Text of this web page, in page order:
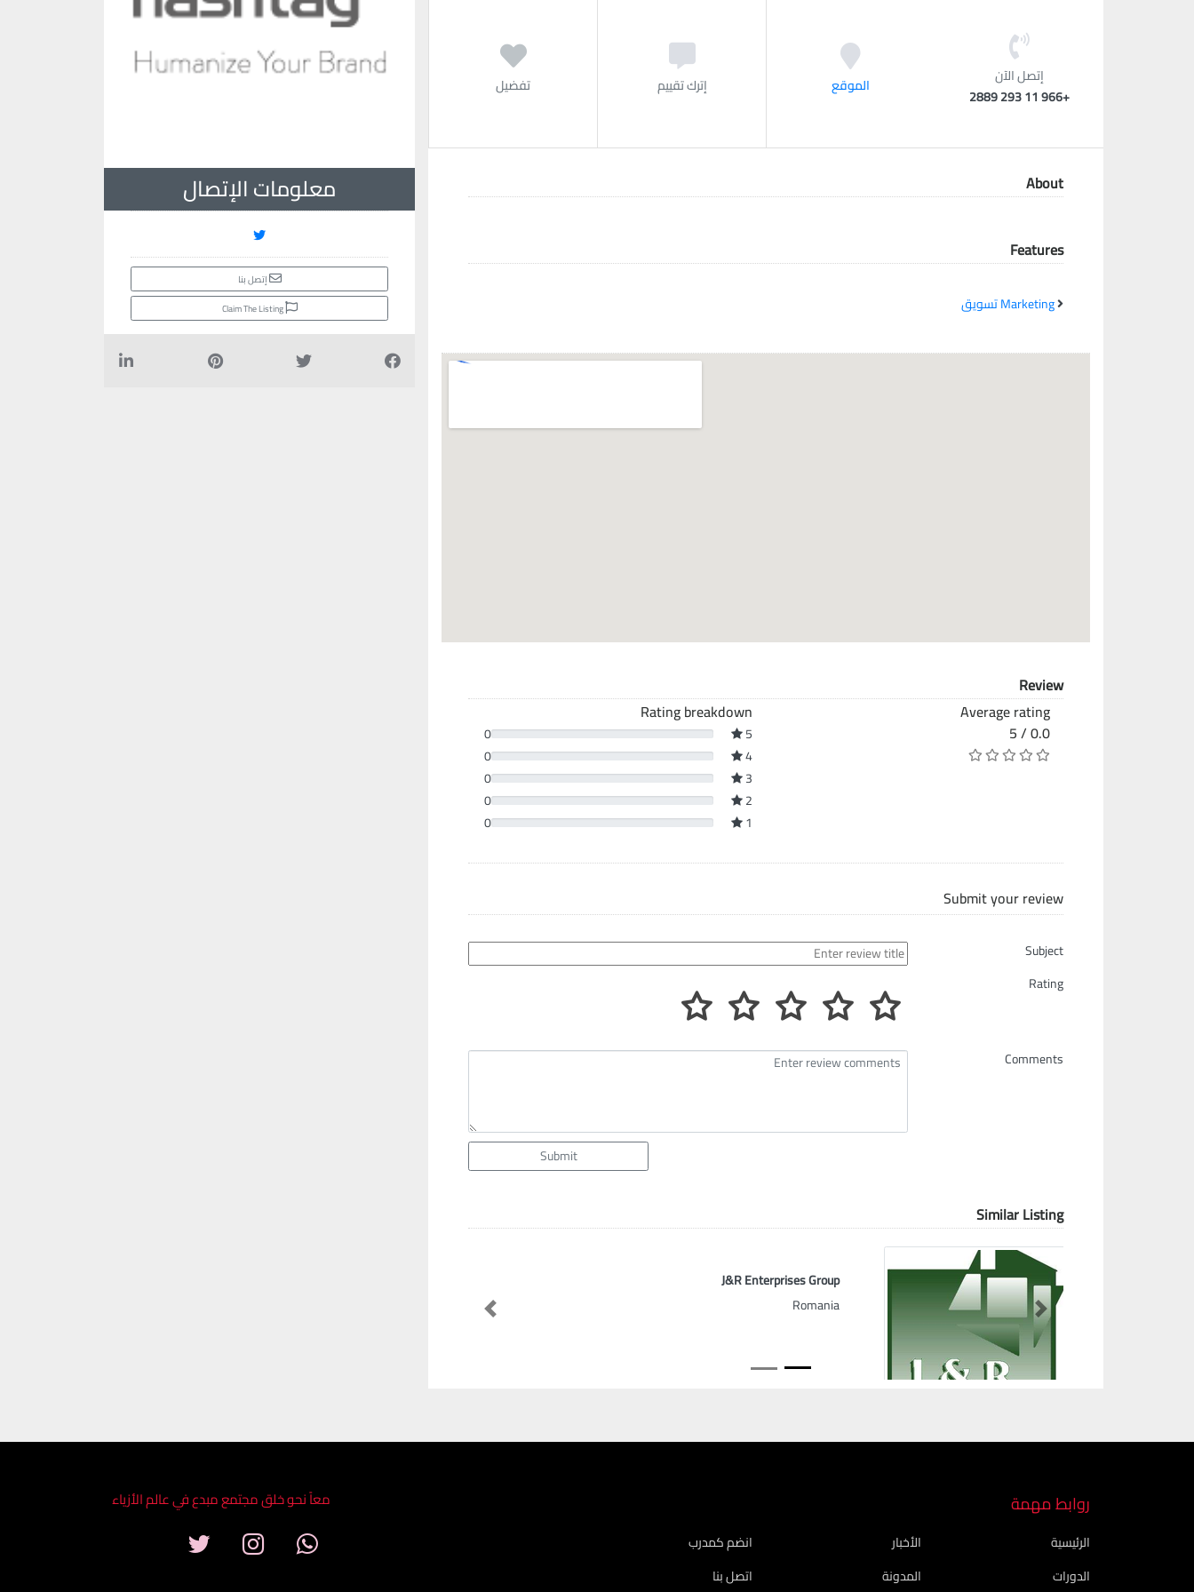
معاً نحو خلق مجتمع مبدع في عالم الأزياء
إتصل الآن
+966 11 293 2889
الموقع إترك تقييم تفضيل
About
Features
Marketing تسويق
Review
Average rating
0.0 / 5
Rating breakdown
5
0
4
0
3
0
2
0
1
0
Submit your review
Subject
Rating
Comments
Submit
Similar Listing
J&R Enterprises Group
Romania
Previous Next
معلومات الإتصال
إتصل بنا
Claim The Listing
روابط مهمة
الرئيسية
الدورات
الأخبار
المدونة
انضم كمدرب
اتصل بنا
معاً نحو خلق مجتمع مبدع في عالم الأزياء